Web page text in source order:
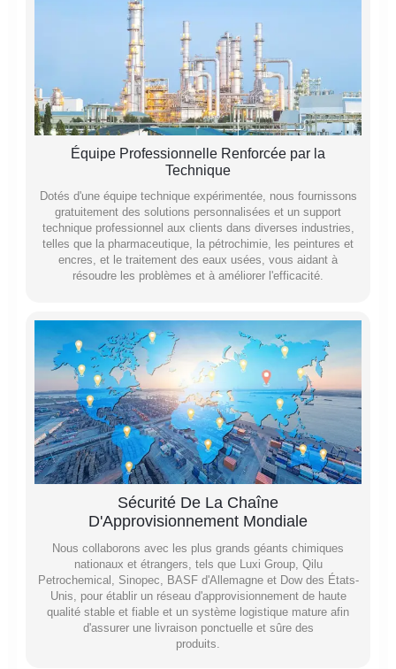
Équipe Professionnelle Renforcée par la
Technique
Dotés d'une équipe technique expérimentée, nous fournissons
gratuitement des solutions personnalisées et un support
technique professionnel aux clients dans diverses industries,
telles que la pharmaceutique, la pétrochimie, les peintures et
encres, et le traitement des eaux usées, vous aidant à
résoudre les problèmes et à améliorer l'efficacité.
Sécurité De La Chaîne
D'Approvisionnement Mondiale
Nous collaborons avec les plus grands géants chimiques
nationaux et étrangers, tels que Luxi Group, Qilu
Petrochemical, Sinopec, BASF d'Allemagne et Dow des États-
Unis, pour établir un réseau d'approvisionnement de haute
qualité stable et fiable et un système logistique mature afin
d'assurer une livraison ponctuelle et sûre des
produits.